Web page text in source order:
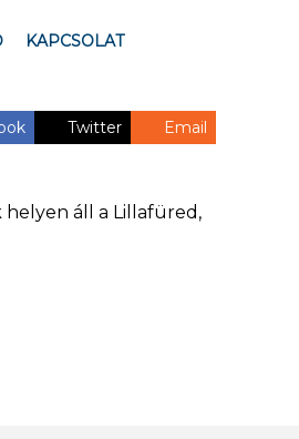
KAPCSOLAT
Twitter Email
helyen áll a Lillafüred,